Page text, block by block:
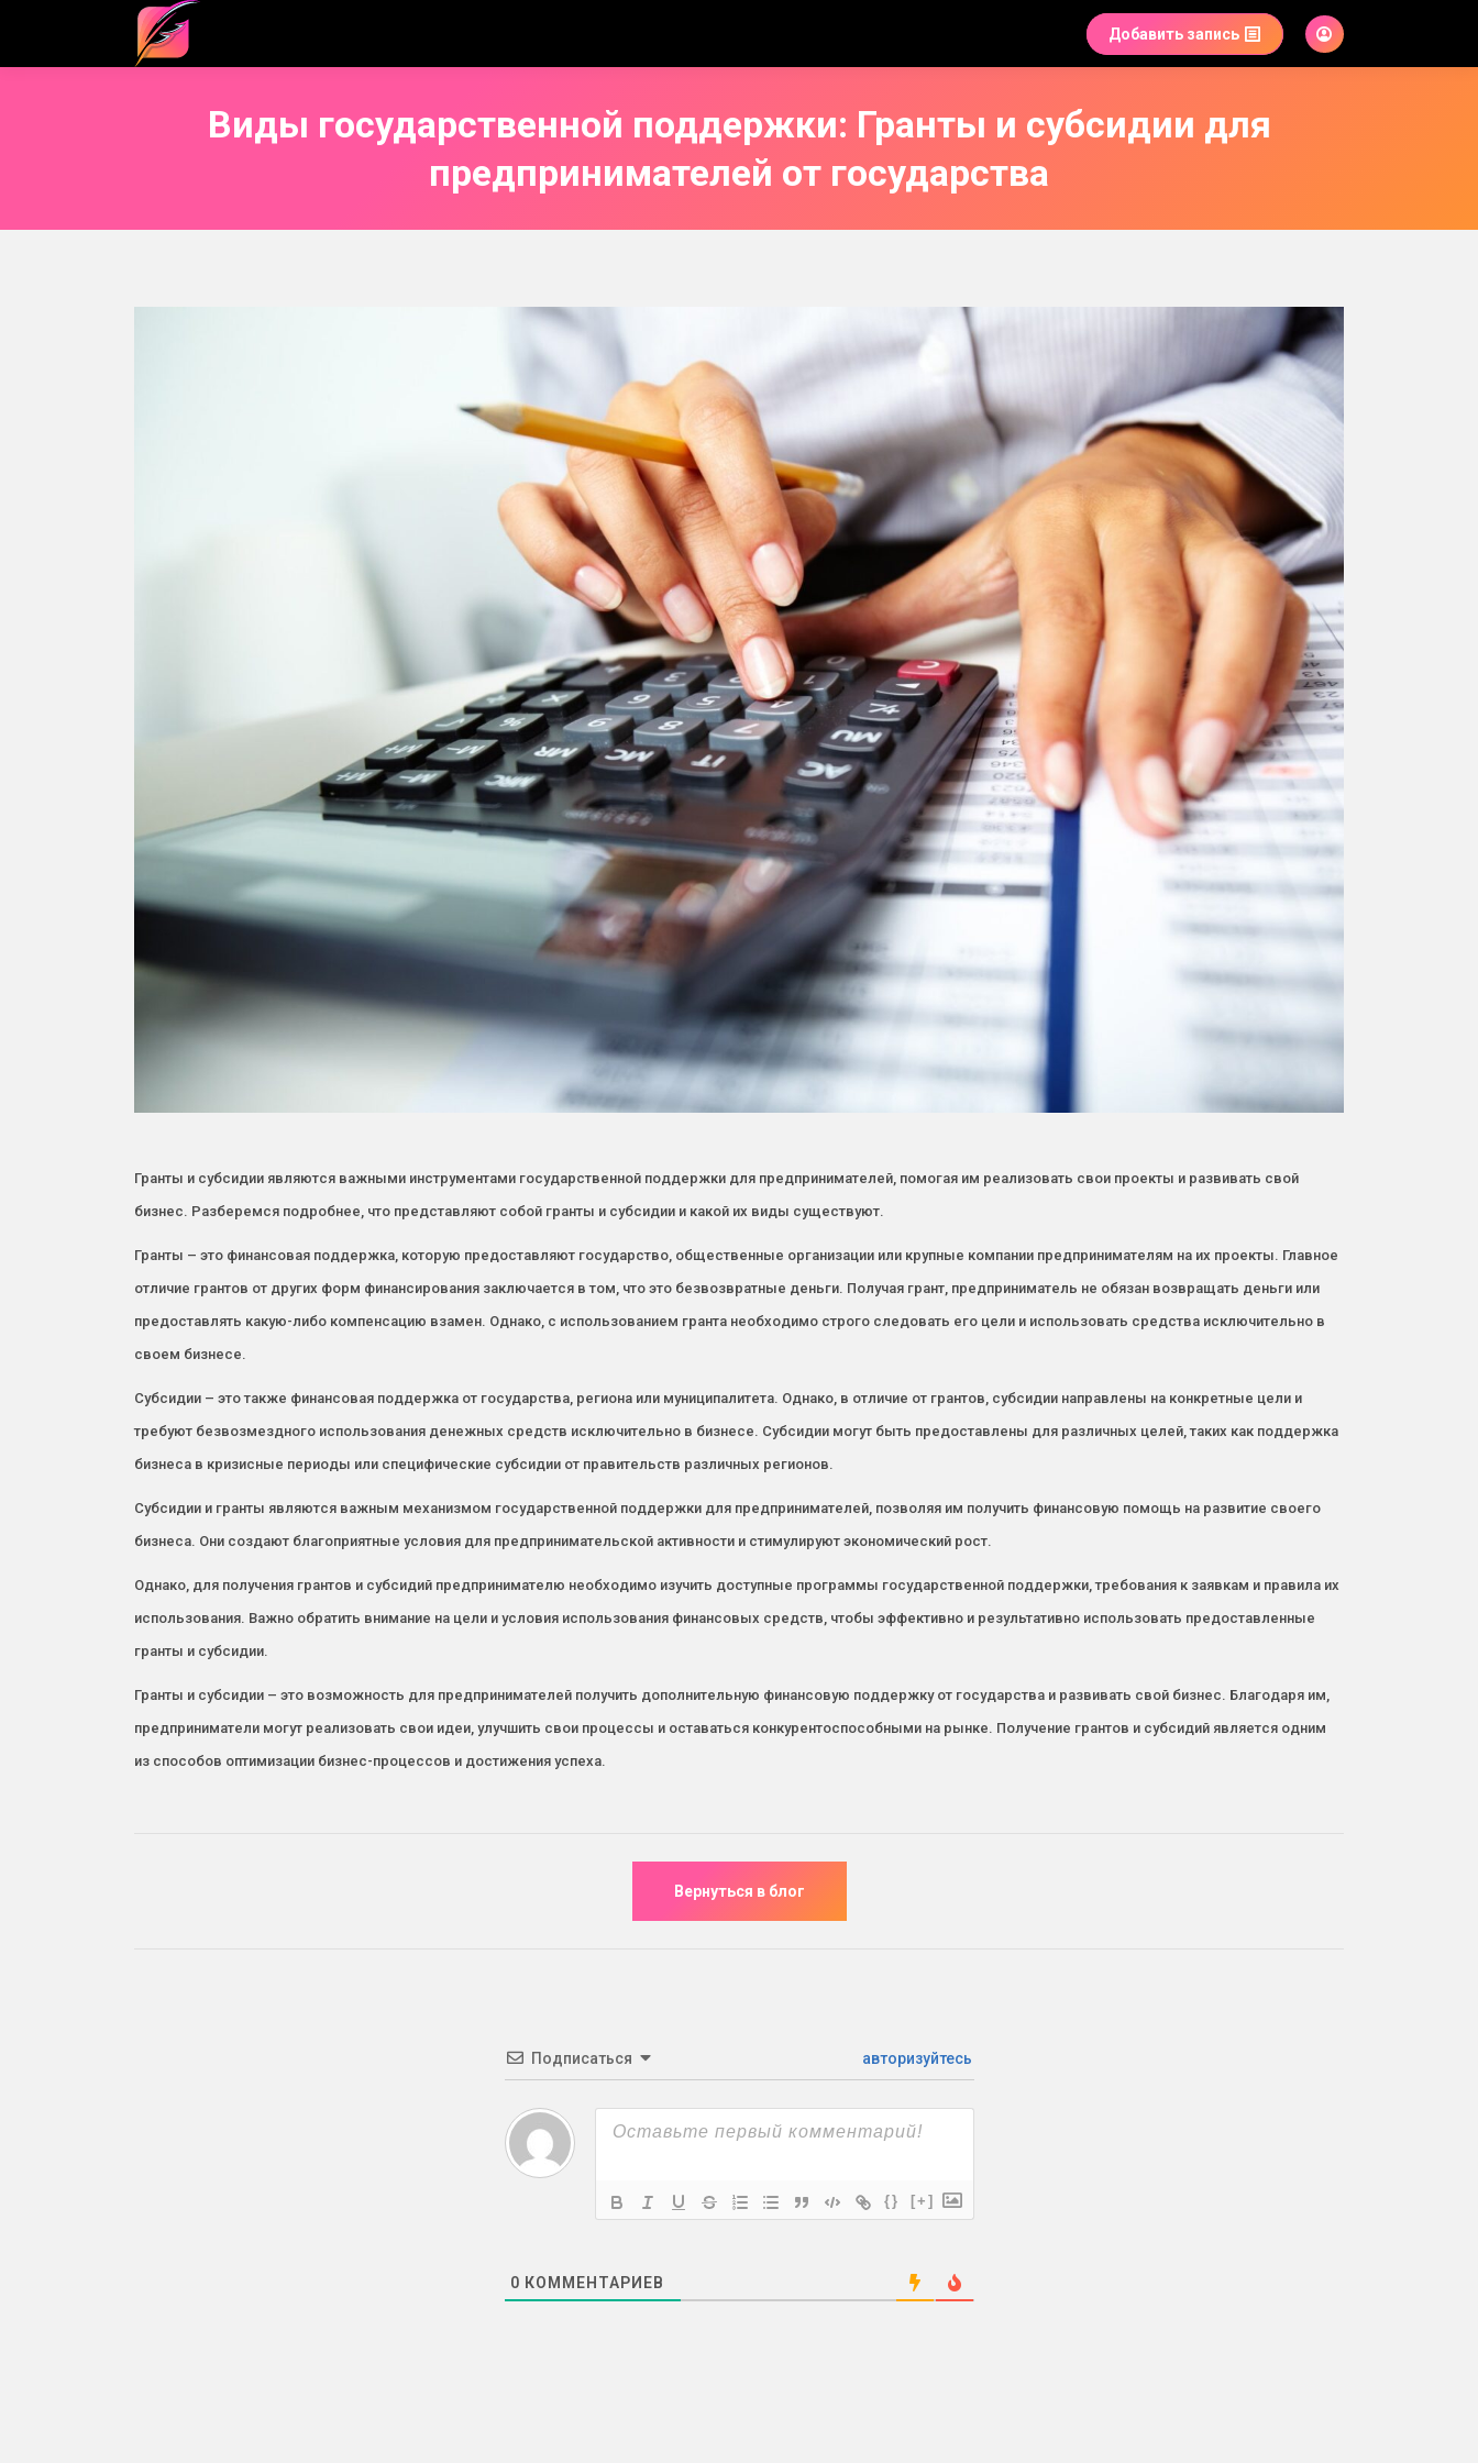
Добавить запись
Виды государственной поддержки: Гранты и субсидии для
предпринимателей от государства
Гранты и субсидии являются важными инструментами государственной поддержки для предпринимателей, помогая им реализовать свои проекты и развивать свой
бизнес. Разберемся подробнее, что представляют собой гранты и субсидии и какой их виды существуют.
Гранты – это финансовая поддержка, которую предоставляют государство, общественные организации или крупные компании предпринимателям на их проекты. Главное
отличие грантов от других форм финансирования заключается в том, что это безвозвратные деньги. Получая грант, предприниматель не обязан возвращать деньги или
предоставлять какую-либо компенсацию взамен. Однако, с использованием гранта необходимо строго следовать его цели и использовать средства исключительно в
своем бизнесе.
Субсидии – это также финансовая поддержка от государства, региона или муниципалитета. Однако, в отличие от грантов, субсидии направлены на конкретные цели и
требуют безвозмездного использования денежных средств исключительно в бизнесе. Субсидии могут быть предоставлены для различных целей, таких как поддержка
бизнеса в кризисные периоды или специфические субсидии от правительств различных регионов.
Субсидии и гранты являются важным механизмом государственной поддержки для предпринимателей, позволяя им получить финансовую помощь на развитие своего
бизнеса. Они создают благоприятные условия для предпринимательской активности и стимулируют экономический рост.
Однако, для получения грантов и субсидий предпринимателю необходимо изучить доступные программы государственной поддержки, требования к заявкам и правила их
использования. Важно обратить внимание на цели и условия использования финансовых средств, чтобы эффективно и результативно использовать предоставленные
гранты и субсидии.
Гранты и субсидии – это возможность для предпринимателей получить дополнительную финансовую поддержку от государства и развивать свой бизнес. Благодаря им,
предприниматели могут реализовать свои идеи, улучшить свои процессы и оставаться конкурентоспособными на рынке. Получение грантов и субсидий является одним
из способов оптимизации бизнес-процессов и достижения успеха.
Подписаться авторизуйтесь
{} [+]
0 КОММЕНТАРИЕВ